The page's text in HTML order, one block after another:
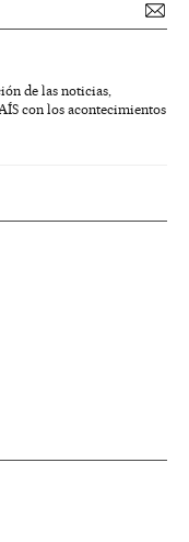
de las noticias,
con los acontecimientos